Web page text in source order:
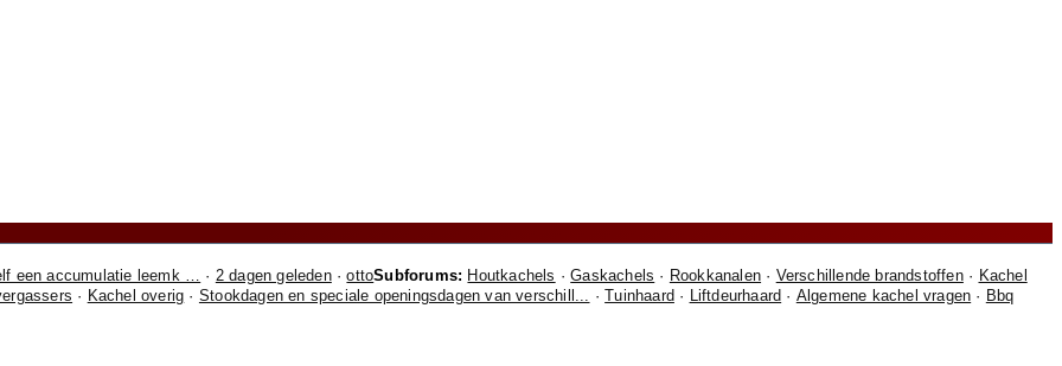
een accumulatie leemk … · 2 dagen geleden·ottoSubforums: Houtkachels ·Gaskachels · Rookkanalen · Verschillende brandstoffen· Kachel
· Kachel overig · Stookdagen en speciale openingsdagen van verschill... ·Tuinhaard · Liftdeurhaard · Algemene kachel vragen · Bbq